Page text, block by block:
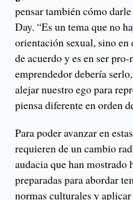
pensar también cómo
Day. “Es un tema que no
orientación sexual, sino en
de acuerdo y es en ser
emprendedor debería
alejar nuestro ego para
piensa diferente en orden
Para poder avanzar en
requieren de un cambio
audacia que han mostrado
preparadas para abordar
normas culturales y